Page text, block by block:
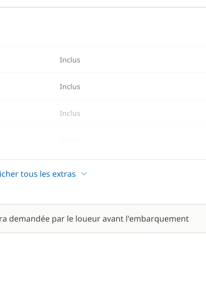
Inclus
Inclus
Inclus
tous les extras
demandée par le loueur avant l'embarquement